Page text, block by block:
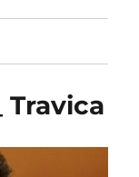
Travica